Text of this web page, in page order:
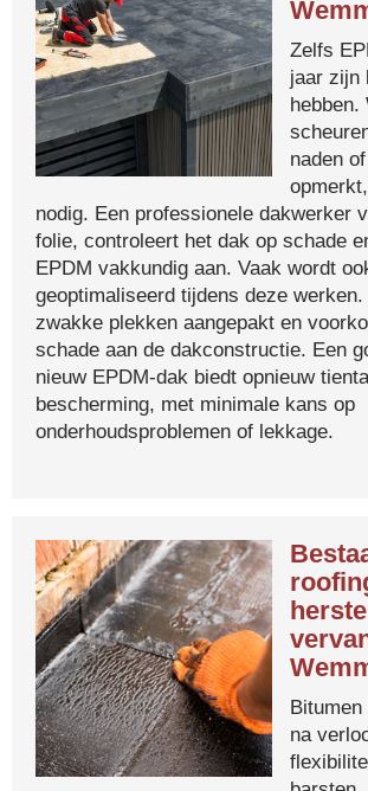
Zelfs
jaar zijn
hebben.
naden
nodig. Een professionele dakwerker
folie, controleert het dak op schade
EPDM vakkundig aan. Vaak wordt
geoptimaliseerd tijdens deze
zwakke plekken aangepakt en
schade aan de dakconstructie. Een
nieuw EPDM-dak biedt opnieuw
bescherming, met minimale kans op
onderhoudsproblemen of lekkage.
na